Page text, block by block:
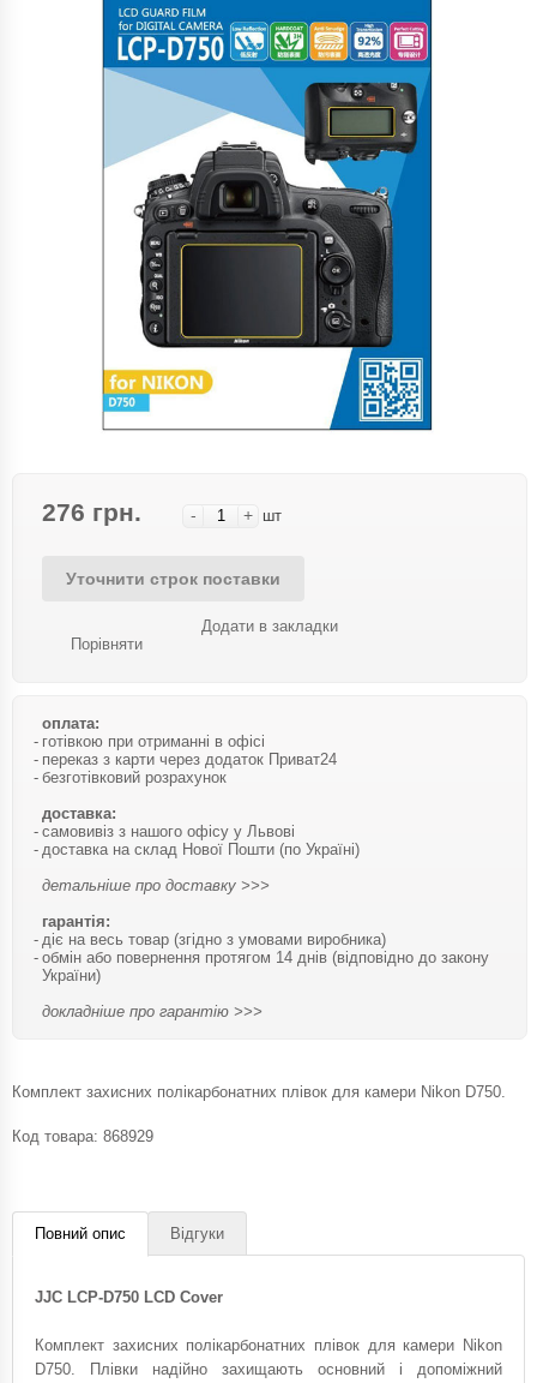
276 грн. - + шт
Уточнити строк поставки
Порівняти
Додати в закладки
оплата:
готівкою при отриманні в офісі
переказ з карти через додаток Приват24
безготівковий розрахунок
доставка:
самовивіз з нашого офісу у Львові
доставка на склад Нової Пошти (по Україні)
детальніше про доставку >>>
гарантія:
діє на весь товар (згідно з умовами виробника)
обмін або повернення протягом 14 днів (відповідно до закону
України)
докладніше про гарантію >>>
Комплект захисних полікарбонатних плівок для камери Nikon D750.
Код товара: 868929
Повний опис Відгуки
JJC LCP-D750 LCD Cover
Комплект захисних полікарбонатних плівок для камери Nikon
D750. Плівки надійно захищають основний і допоміжний